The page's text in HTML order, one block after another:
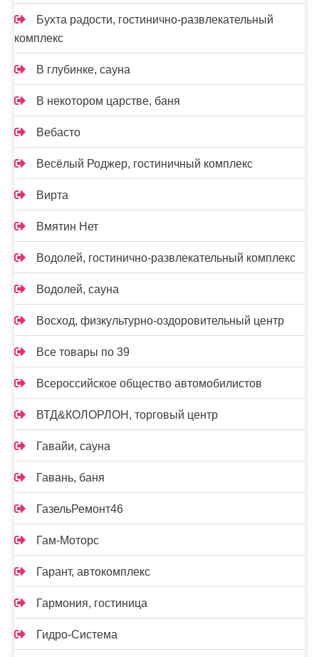
Бухта радости, гостинично-развлекательный
комплекс
В глубинке, сауна
В некотором царстве, баня
Вебасто
Весёлый Роджер, гостиничный комплекс
Вирта
Вмятин Нет
Водолей, гостинично-развлекательный комплекс
Водолей, сауна
Восход, физкультурно-оздоровительный центр
Все товары по 39
Всероссийское общество автомобилистов
ВТД&КОЛОРЛОН, торговый центр
Гавайи, сауна
Гавань, баня
ГазельРемонт46
Гам-Моторс
Гарант, автокомплекс
Гармония, гостиница
Гидро-Система